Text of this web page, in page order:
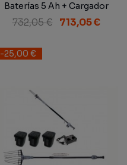
Baterías 5 Ah + Cargador
732,05 € 713,05 €
-25,00 €